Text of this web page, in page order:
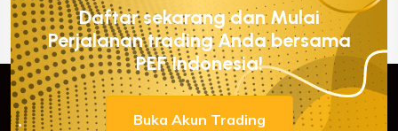
Daftar sekarang dan Mulai
Perjalanan trading Anda bersama
PEF Indonesia!
Buka Akun Trading